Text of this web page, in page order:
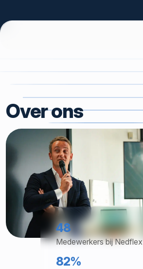
Over ons
48
Medewerkers bij Nedflex
82%